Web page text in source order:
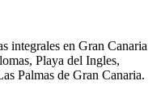
integrales en Gran Canaria
Playa del Ingles,
Palmas de Gran Canaria.